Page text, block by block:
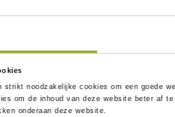
strikt noodzakelijke cookies om een goede
om de inhoud van deze website beter af
onderaan deze website.